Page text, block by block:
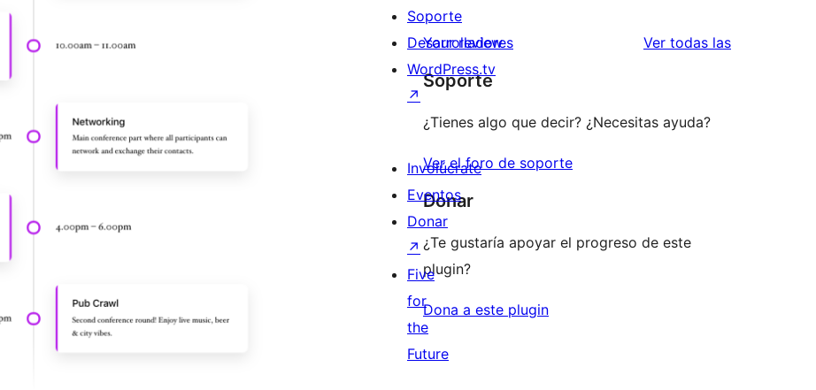
Your review Ver todas lasvaloraciones
Soporte
¿Tienes algo que decir? ¿Necesitas ayuda?
Ver el foro de soporte
Donar
¿Te gustaría apoyar el progreso de este
plugin?
Dona a este plugin
Soporte
Desarrolladores
WordPress.tv
↗
Involúcrate
Eventos
Donar
↗
Five
for
the
Future